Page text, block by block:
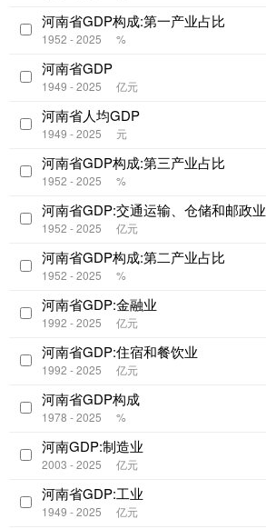
河南省GDP构成:第一产业占比
1952 - 2025 %
河南省GDP
1949 - 2025 亿元
河南省人均GDP
1949 - 2025 元
河南省GDP构成:第三产业占比
1952 - 2025 %
河南省GDP:交通运输、仓储和邮政业
1952 - 2025 亿元
河南省GDP构成:第二产业占比
1952 - 2025 %
河南省GDP:金融业
1992 - 2025 亿元
河南省GDP:住宿和餐饮业
1992 - 2025 亿元
河南省GDP构成
1978 - 2025 %
河南GDP:制造业
2003 - 2025 亿元
河南省GDP:工业
1949 - 2025 亿元